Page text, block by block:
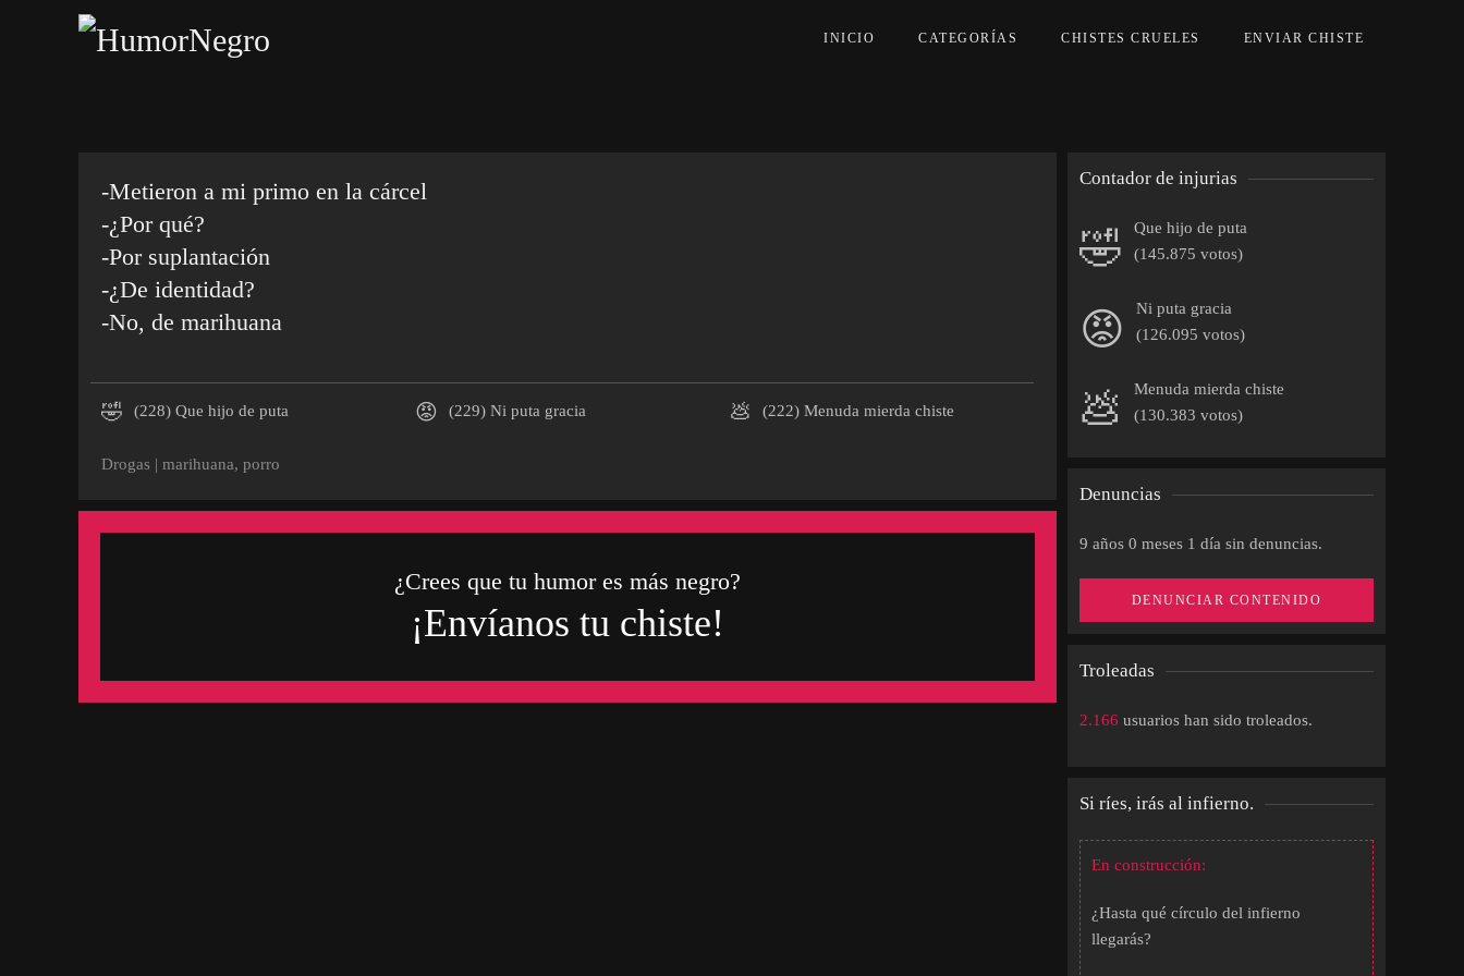
INICIO CATEGORÍAS CHISTES CRUELES ENVIAR CHISTE
-Metieron a mi primo en la cárcel
-¿Por qué?
-Por suplantación
-¿De identidad?
-No, de marihuana
🤣 (228) Que hijo de puta 😡 (229) Ni puta gracia 💩 (222)Menuda mierda chiste
Drogas | marihuana, porro
¿Crees que tu humor es más negro?
¡Envíanos tu chiste!
Contador de injurias
🤣
Que hijo de puta
(145.875 votos)
😡
Ni puta gracia
(126.095 votos)
💩
Menuda mierda chiste
(130.383 votos)
Denuncias
9 años 0 meses 1 día sin denuncias.
DENUNCIAR CONTENIDO
Troleadas
2.166 usuarios han sido troleados.
Si ríes, irás al infierno.
En construcción:
¿Hasta qué círculo del infierno
llegarás?